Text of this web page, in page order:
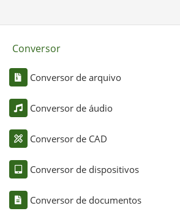
Conversor
Conversor de arquivo
Conversor de áudio
Conversor de CAD
Conversor de dispositivos
Conversor de documentos